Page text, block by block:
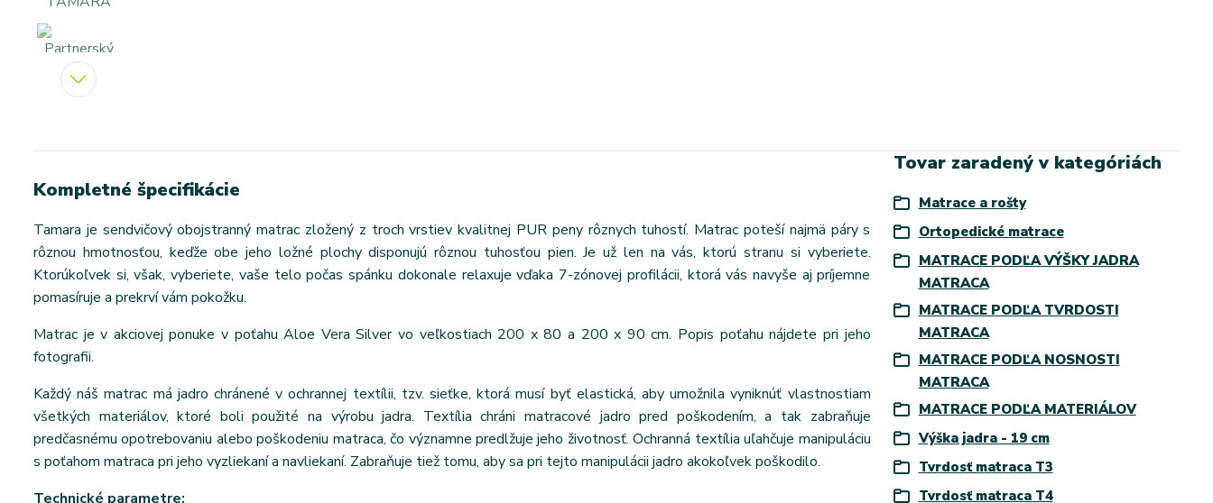
Kompletné špecifikácie
Tamara je sendvičový obojstranný matrac zložený z troch vrstiev kvalitnej PUR peny rôznych tuhostí. Matrac poteší najmä páry s
rôznou hmotnosťou, keďže obe jeho ložné plochy disponujú rôznou tuhosťou pien. Je už len na vás, ktorú stranu si vyberiete.
Ktorúkoľvek si, však, vyberiete, vaše telo počas spánku dokonale relaxuje vďaka 7-zónovej profilácii, ktorá vás navyše aj príjemne
pomasíruje a prekrví vám pokožku.
Matrac je v akciovej ponuke v poťahu Aloe Vera Silver vo veľkostiach 200 x 80 a 200 x 90 cm. Popis poťahu nájdete pri jeho
fotografii.
Každý náš matrac má jadro chránené v ochrannej textílii, tzv. sieťke, ktorá musí byť elastická, aby umožnila vyniknúť vlastnostiam
všetkých materiálov, ktoré boli použité na výrobu jadra. Textília chráni matracové jadro pred poškodením, a tak zabraňuje
predčasnému opotrebovaniu alebo poškodeniu matraca, čo významne predlžuje jeho životnosť. Ochranná textília uľahčuje manipuláciu
s poťahom matraca pri jeho vyzliekaní a navliekaní. Zabraňuje tiež tomu, aby sa pri tejto manipulácii jadro akokoľvek poškodilo.
Technické parametre:
Tovar zaradený v kategóriách
Matrace a rošty
Ortopedické matrace
MATRACE PODĽA VÝŠKY JADRA
MATRACA
MATRACE PODĽA TVRDOSTI
MATRACA
MATRACE PODĽA NOSNOSTI
MATRACA
MATRACE PODĽA MATERIÁLOV
Výška jadra - 19 cm
Tvrdosť matraca T3
Tvrdosť matraca T4